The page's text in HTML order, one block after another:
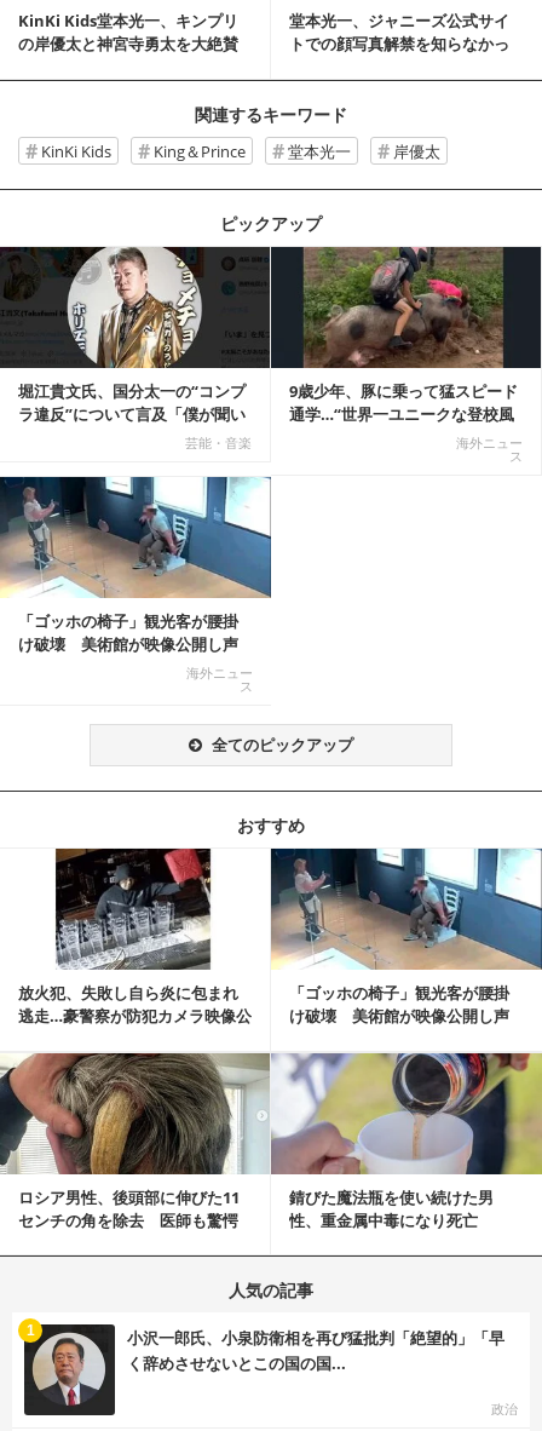
KinKi Kids堂本光一、キンプリ
の岸優太と神宮寺勇太を大絶賛
堂本光一、ジャニーズ公式サイ
トでの顔写真解禁を知らなかっ
関連するキーワード
KinKi Kids King＆Prince 堂本光一 岸優太
ピックアップ
堀江貴文氏、国分太一の“コンプ
ラ違反”について言及「僕が聞い
芸能・音楽
9歳少年、豚に乗って猛スピード
通学…“世界一ユニークな登校風
海外ニュー
ス
記事を読む
「ゴッホの椅子」観光客が腰掛
け破壊 美術館が映像公開し声
海外ニュー
ス
全てのピックアップ
おすすめ
放火犯、失敗し自ら炎に包まれ
逃走…豪警察が防犯カメラ映像公
「ゴッホの椅子」観光客が腰掛
け破壊 美術館が映像公開し声
記事を読む
ロシア男性、後頭部に伸びた11
センチの角を除去 医師も驚愕
錆びた魔法瓶を使い続けた男
性、重金属中毒になり死亡
記事を読む
人気の記事
小沢一郎氏、小泉防衛相を再び猛批判「絶望的」「早
く辞めさせないとこの国の国...
政治
1